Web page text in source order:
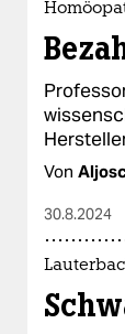
Von
30.8.2024